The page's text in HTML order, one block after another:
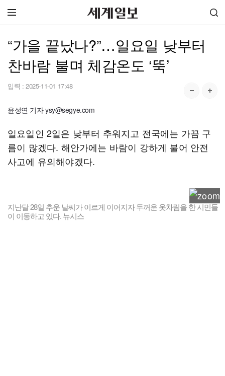
“가을 끝났나?”…일요일 낮부터
찬바람 불며 체감온도 ‘뚝’
입력 : 2025-11-01 17:48
윤성연 기자 ysy@segye.com
일요일인 2일은 낮부터 추워지고 전국에는 가끔 구
름이 많겠다. 해안가에는 바람이 강하게 불어 안전
사고에 유의해야겠다.
지난달 28일 추운 날씨가 이르게 이어지자 두꺼운 옷차림을 한 시민들
이 이동하고 있다. 뉴시스